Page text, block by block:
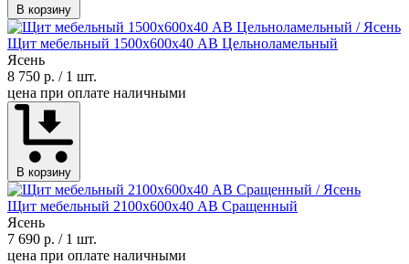
В корзину
Щит мебельный 1500х600х40 АВ Цельноламельный
Ясень
8 750 р. / 1 шт.
цена при оплате наличными
В корзину
Щит мебельный 2100х600х40 АВ Сращенный
Ясень
7 690 р. / 1 шт.
цена при оплате наличными